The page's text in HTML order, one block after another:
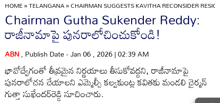
HOME»TELANGANA»CHAIRMAN SUGGESTS KAVITHA RECONSIDER
Chairman Gutha Sukender Reddy:
రాజీనామాపై పునరాలోచించుకోండి!
ABN, Publish Date - Jan 06 , 2026 | 02:39 AM
భావోద్వేగంతో తీవ్రమైన నిర్ణయాలు తీసుకోవద్దని, రాజీనామాపై
పునరాలోచన చేయాలని ఎమ్మెల్సీ కల్వకుంట్ల కవితకు మండలి చైర్మన్‌
గుత్తా సుఖేందర్‌రెడ్డి సూచించారు.